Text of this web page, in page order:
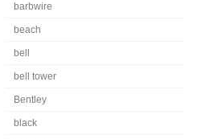
barbwire
beach
bell
bell tower
Bentley
black